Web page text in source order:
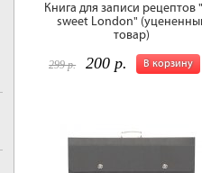
Книга для записи рецептов
sweet London"
товар)
В корзину
299 р. 200 р.